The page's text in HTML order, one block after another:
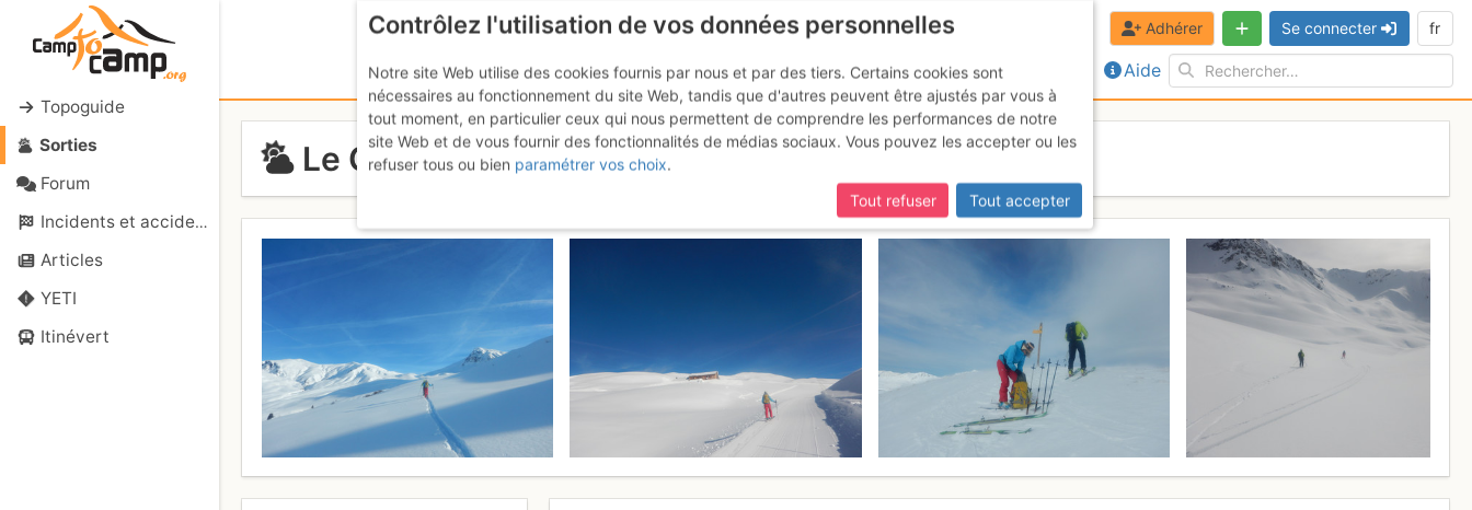
Topoguide
Sorties
Forum
Incidents et accidents
Articles
YETI
Itinévert
Aide
Adhérer Se connecter fr
Le Grand Crétet : Depuis Nâves
Contrôlez l'utilisation de vos données personnelles
Notre site Web utilise des cookies fournis par nous et par des tiers. Certains cookies sont
nécessaires au fonctionnement du site Web, tandis que d'autres peuvent être ajustés par vous à
tout moment, en particulier ceux qui nous permettent de comprendre les performances de notre
site Web et de vous fournir des fonctionnalités de médias sociaux. Vous pouvez les accepter ou les
refuser tous ou bien paramétrer vos choix.
Tout refuser
Tout accepter